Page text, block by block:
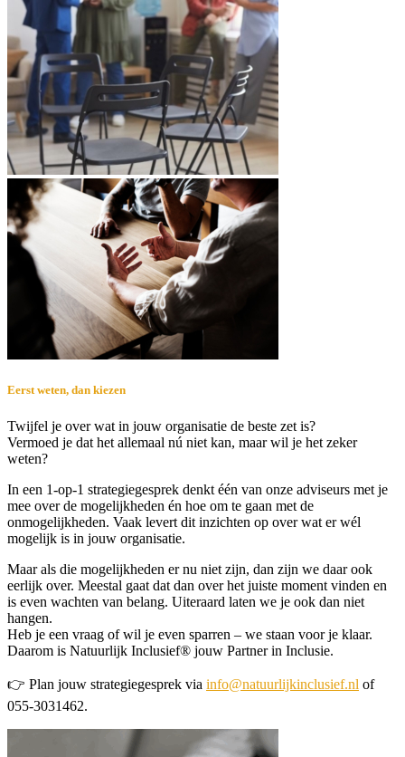
Eerst weten, dan kiezen
Twijfel je over wat in jouw organisatie de beste zet is?
Vermoed je dat het allemaal nú niet kan, maar wil je het zeker
weten?
In een 1-op-1 strategiegesprek denkt één van onze adviseurs met je
mee over de mogelijkheden én hoe om te gaan met de
onmogelijkheden. Vaak levert dit inzichten op over wat er wél
mogelijk is in jouw organisatie.
Maar als die mogelijkheden er nu niet zijn, dan zijn we daar ook
eerlijk over. Meestal gaat dat dan over het juiste moment vinden en
is even wachten van belang. Uiteraard laten we je ook dan niet
hangen.
Heb je een vraag of wil je even sparren – we staan voor je klaar.
Daarom is Natuurlijk Inclusief® jouw Partner in Inclusie.
👉 Plan jouw strategiegesprek via info@natuurlijkinclusief.nl of
055-3031462.